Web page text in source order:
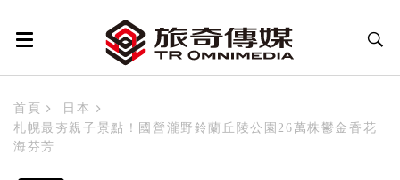
首頁
日本
札幌最夯親子景點！國營瀧野鈴蘭丘陵公園26萬株鬱金香花
海芬芳